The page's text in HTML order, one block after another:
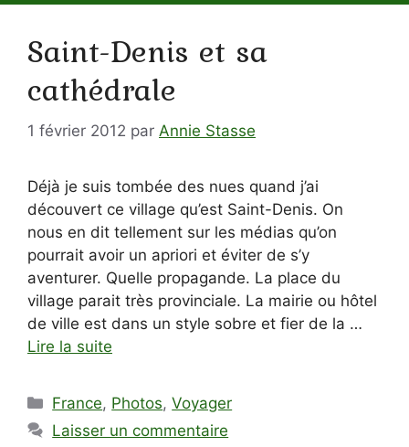
Saint-Denis et sa
cathédrale
1 février 2012 par Annie Stasse
Déjà je suis tombée des nues quand j’ai
découvert ce village qu’est Saint-Denis. On
nous en dit tellement sur les médias qu’on
pourrait avoir un apriori et éviter de s’y
aventurer. Quelle propagande. La place du
village parait très provinciale. La mairie ou hôtel
de ville est dans un style sobre et fier de la …
Lire la suite
Catégories
France, Photos,Voyager
Laisser un commentaire